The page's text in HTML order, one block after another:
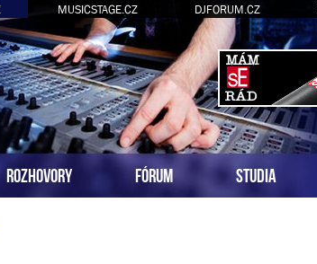
MUSICSTAGE.CZ DJFORUM.CZ
ROZHOVORY FÓRUM STUDIA